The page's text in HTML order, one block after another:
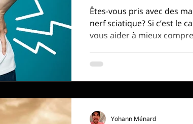
Êtes-vous pris avec des
nerf sciatique? Si c’est le
vous aider à mieux
Yohann Ménard